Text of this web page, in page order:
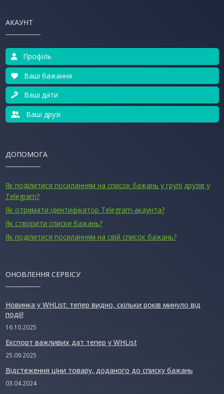
АКАУНТ
Профіль
Ваші бажання
Ваші дати
Ваші друзі
ДОПОМОГА
Як поділитися посиланням на список бажань у групі друзів у
Telegram?
Як отримати ідентифікатор Telegram-акаунта?
Як створити списки бажань?
Як поділитися посиланням на свій список бажань?
ОНОВЛЕННЯ СЕРВІСУ
Новинка у WHList: тепер видно, скільки років минуло від
події!
16.10.2025
Експорт важливих дат тепер у WHList
25.09.2025
Відстеження ціни товару, доданого до списку бажань
03.04.2024